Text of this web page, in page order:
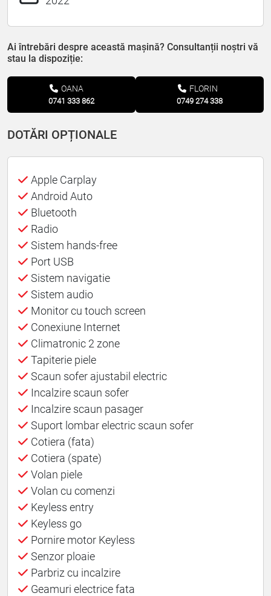
Ai întrebări despre această mașină? Consultanții noștri vă
stau la dispoziție:
OANA
0741 333 862
FLORIN
0749 274 338
DOTĂRI OPȚIONALE
Apple Carplay
Android Auto
Bluetooth
Radio
Sistem hands-free
Port USB
Sistem navigatie
Sistem audio
Monitor cu touch screen
Conexiune Internet
Climatronic 2 zone
Tapiterie piele
Scaun sofer ajustabil electric
Incalzire scaun sofer
Incalzire scaun pasager
Suport lombar electric scaun sofer
Cotiera (fata)
Cotiera (spate)
Volan piele
Volan cu comenzi
Keyless entry
Keyless go
Pornire motor Keyless
Senzor ploaie
Parbriz cu incalzire
Geamuri electrice fata